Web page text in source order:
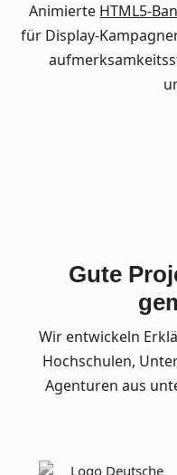
Animierte HTML5-
für Display-
Gute
Wir entwickeln
Hochschulen,
Agenturen aus